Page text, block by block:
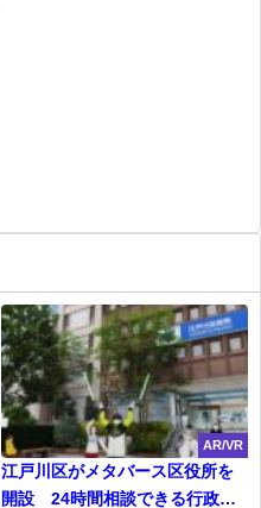
AR/VR
江戸川区がメタバース区役所を
開設 24時間相談できる行政の